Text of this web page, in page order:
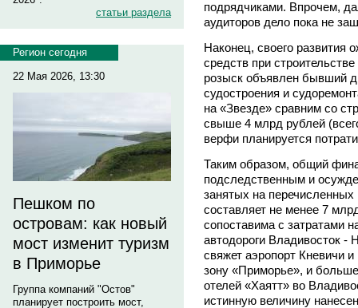
статьи раздела
Регион сегодня
22 Мая 2026, 13:30
Пешком по
островам: как новый
мост изменит туризм
в Приморье
Группа компаний "Остов"
планирует построить мост,
подрядчиками. Впрочем,
аудиторов дело пока не
Наконец, своего развития
средств при
розыск объявлен бывший
судостроения и
на «Звезде» сравним со
свыше 4 млрд рублей
верфи планируется
Таким образом, общий
подследственным и
занятых на
составляет не менее 7
сопоставима с затратами
автодороги Владивосток -
свяжет аэропорт Кневичи
зону «Приморье», и
отелей «Хаятт» во
истинную величину